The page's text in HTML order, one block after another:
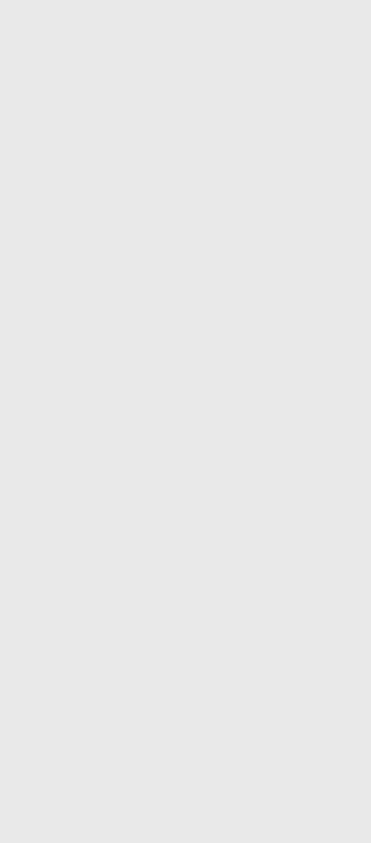
belli oldu. Gelenler ve gidenlerle
arsında 5 yeni oyuncuyu kadrosuna kattı.
kalede verdiği güvenle kalan maçlarda
2 maçlarındaki performansı ile bu mevkide
olduğu zaman bu alanda görev
adayı. Gerektiğinde bu alanda Orhan
sol açıkta oynayabilir. İkisi de çok
Burada da sorun çıkmaz aklınıza